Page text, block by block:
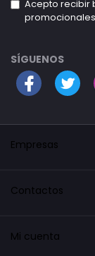
Acepto recibir
SÍGUENOS
Empresas
Security Mark
La tienda de los
Contactos
Dirección
Mi cuenta